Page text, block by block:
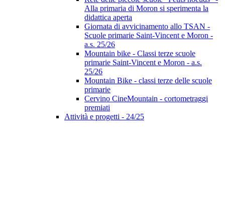
Alla primaria di Moron si sperimenta la
didattica aperta
Giornata di avvicinamento allo TSAN -
Scuole primarie Saint-Vincent e Moron -
a.s. 25/26
Mountain bike - Classi terze scuole
primarie Saint-Vincent e Moron - a.s.
25/26
Mountain Bike - classi terze delle scuole
primarie
Cervino CineMountain - cortometraggi
premiati
Attività e progetti - 24/25